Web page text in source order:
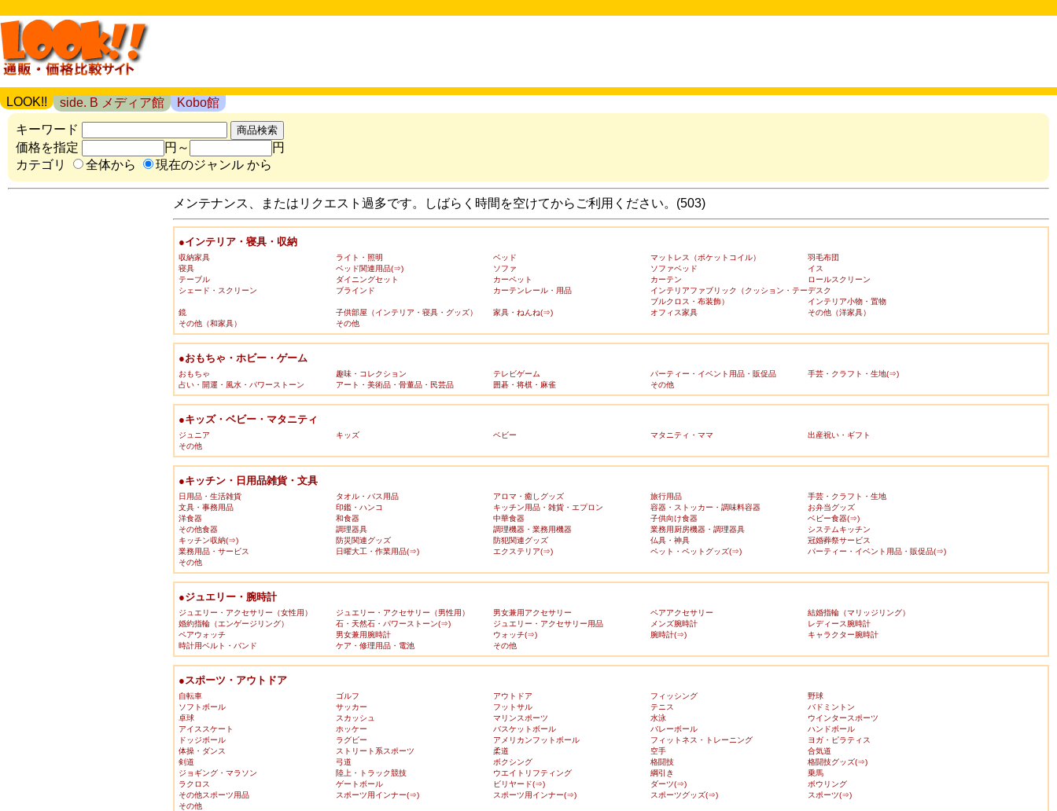
LOOK!! side. B メディア館
Kobo館
キーワード
価格を指定
円～
円
カテゴリ
全体から 現在のジャンル から
メンテナンス、またはリクエスト過多です。しばらく時間を空けてからご利用ください。(503)
●インテリア・寝具・収納
収納家具 ライト・照明 ベッド マットレス（ポケットコイル）
羽毛布団
寝具
ベッド関連用品(⇒) ソファ ソファベッド
イス
テーブル
ダイニングセット カーペット カーテン
ロールスクリーン
シェード・スクリーン
ブラインド カーテンレール・用品
インテリアファブリック（クッション・テー
ブルクロス・布装飾）
デスク
インテリア小物・置物
鏡
子供部屋（インテリア・寝具・グッズ） 家具・ねんね(⇒) オフィス家具
その他（洋家具）
その他（和家具）
その他
●おもちゃ・ホビー・ゲーム
おもちゃ 趣味・コレクション テレビゲーム パーティー・イベント用品・販促品
手芸・クラフト・生地(⇒)
占い・開運・風水・パワーストーン
アート・美術品・骨董品・民芸品 囲碁・将棋・麻雀 その他
●キッズ・ベビー・マタニティ
ジュニア キッズ ベビー マタニティ・ママ
出産祝い・ギフト
その他
●キッチン・日用品雑貨・文具
日用品・生活雑貨 タオル・バス用品 アロマ・癒しグッズ 旅行用品
手芸・クラフト・生地
文具・事務用品
印鑑・ハンコ キッチン用品・雑貨・エプロン 容器・ストッカー・調味料容器
お弁当グッズ
洋食器
和食器 中華食器 子供向け食器
ベビー食器(⇒)
その他食器
調理器具 調理機器・業務用機器 業務用厨房機器・調理器具
システムキッチン
キッチン収納(⇒)
防災関連グッズ 防犯関連グッズ 仏具・神具
冠婚葬祭サービス
業務用品・サービス
日曜大工・作業用品(⇒) エクステリア(⇒) ペット・ペットグッズ(⇒)
パーティー・イベント用品・販促品(⇒)
その他
●ジュエリー・腕時計
ジュエリー・アクセサリー（女性用） ジュエリー・アクセサリー（男性用） 男女兼用アクセサリー ペアアクセサリー
結婚指輪（マリッジリング）
婚約指輪（エンゲージリング）
石・天然石・パワーストーン(⇒) ジュエリー・アクセサリー用品 メンズ腕時計
レディース腕時計
ペアウォッチ
男女兼用腕時計 ウォッチ(⇒) 腕時計(⇒)
キャラクター腕時計
時計用ベルト・バンド
ケア・修理用品・電池 その他
●スポーツ・アウトドア
自転車 ゴルフ アウトドア フィッシング
野球
ソフトボール
サッカー フットサル テニス
バドミントン
卓球
スカッシュ マリンスポーツ 水泳
ウインタースポーツ
アイススケート
ホッケー バスケットボール バレーボール
ハンドボール
ドッジボール
ラグビー アメリカンフットボール フィットネス・トレーニング
ヨガ・ピラティス
体操・ダンス
ストリート系スポーツ 柔道 空手
合気道
剣道
弓道 ボクシング 格闘技
格闘技グッズ(⇒)
ジョギング・マラソン
陸上・トラック競技 ウエイトリフティング 綱引き
乗馬
ラクロス
ゲートボール ビリヤード(⇒) ダーツ(⇒)
ボウリング
その他スポーツ用品
スポーツ用インナー(⇒) スポーツ用インナー(⇒) スポーツグッズ(⇒)
スポーツ(⇒)
その他